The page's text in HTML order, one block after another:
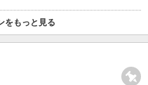
をもっと見る